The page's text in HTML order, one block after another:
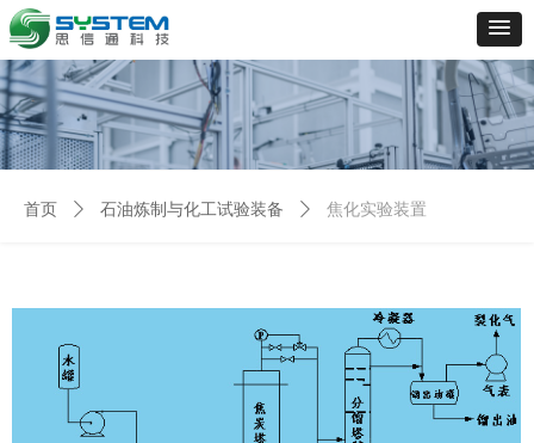
首页 ꄲ 石油炼制与化工试验装备 ꄲ 焦化实验装置